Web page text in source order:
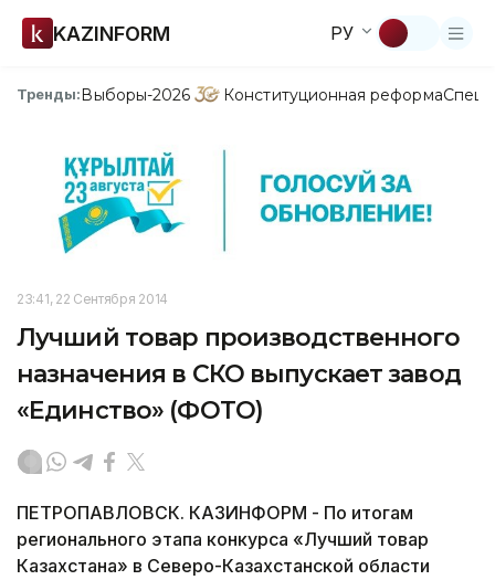
KAZINFORM РУ
Тренды:Выборы-2026 Конституционная реформа
23:41, 22 Сентября 2014
Лучший товар производственного
назначения в СКО выпускает завод
«Единство» (ФОТО)
ПЕТРОПАВЛОВСК. КАЗИНФОРМ - По итогам
регионального этапа конкурса «Лучший товар
Казахстана» в Северо-Казахстанской области